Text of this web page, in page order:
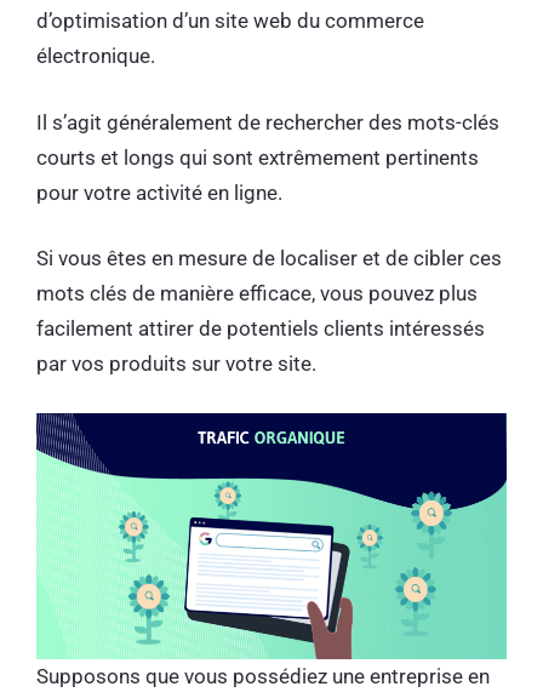
d’optimisation d’un site web du commerce
électronique.
Il s’agit généralement de rechercher des mots-clés
courts et longs qui sont extrêmement pertinents
pour votre activité en ligne.
Si vous êtes en mesure de localiser et de cibler ces
mots clés de manière efficace, vous pouvez plus
facilement attirer de potentiels clients intéressés
par vos produits sur votre site.
Supposons que vous possédiez une entreprise en